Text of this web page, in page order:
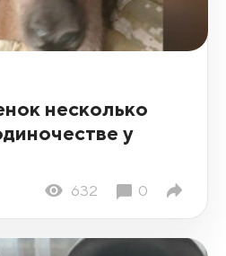
несколько
у
632 0